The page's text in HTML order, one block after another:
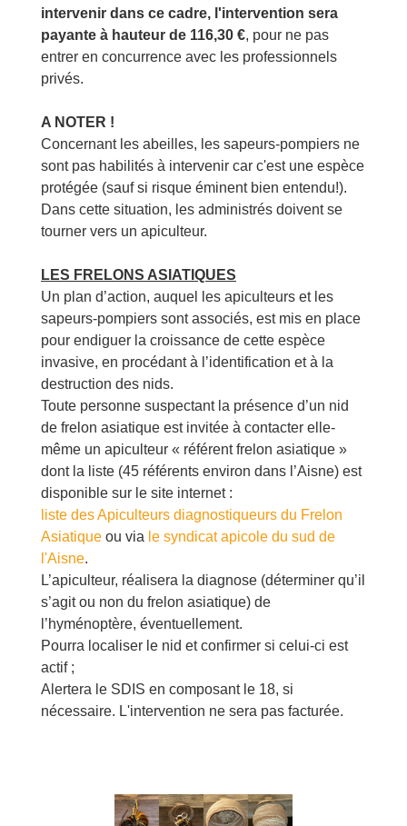
intervenir dans ce cadre, l'intervention sera
payante à hauteur de 116,30 €, pour ne pas
entrer en concurrence avec les professionnels
privés.
A NOTER !
Concernant les abeilles, les sapeurs-pompiers ne
sont pas habilités à intervenir car c'est une espèce
protégée (sauf si risque éminent bien entendu!).
Dans cette situation, les administrés doivent se
tourner vers un apiculteur.
LES FRELONS ASIATIQUES
Un plan d’action, auquel les apiculteurs et les
sapeurs-pompiers sont associés, est mis en place
pour endiguer la croissance de cette espèce
invasive, en procédant à l’identification et à la
destruction des nids.
Toute personne suspectant la présence d’un nid
de frelon asiatique est invitée à contacter elle-
même un apiculteur « référent frelon asiatique »
dont la liste (45 référents environ dans l’Aisne) est
disponible sur le site internet :
liste des Apiculteurs diagnostiqueurs du Frelon
Asiatique ou via le syndicat apicole du sud de
l'Aisne.
L’apiculteur, réalisera la diagnose (déterminer qu’il
s’agit ou non du frelon asiatique) de
l’hyménoptère, éventuellement.
Pourra localiser le nid et confirmer si celui-ci est
actif ;
Alertera le SDIS en composant le 18, si
nécessaire. L'intervention ne sera pas facturée.